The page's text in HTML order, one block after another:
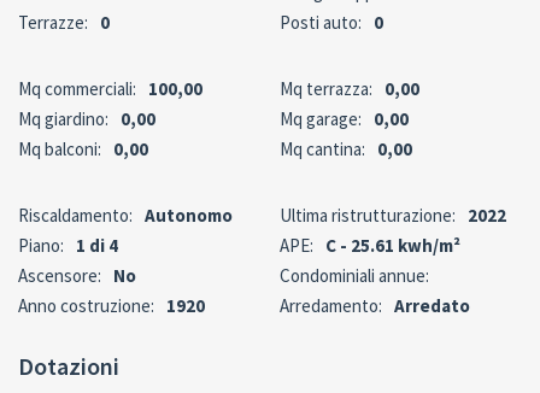
Terrazze:
0
Posti auto:
0
Mq commerciali:
100,00
Mq giardino:
0,00
Mq balconi:
0,00
Mq terrazza:
0,00
Mq garage:
0,00
Mq cantina:
0,00
Riscaldamento: Autonomo
Piano:
1 di 4
Ascensore:
No
Anno costruzione:
1920
Ultima ristrutturazione:
2022
APE:
C - 25.61 kwh/m²
Condominiali annue:
Arredamento: Arredato
Dotazioni